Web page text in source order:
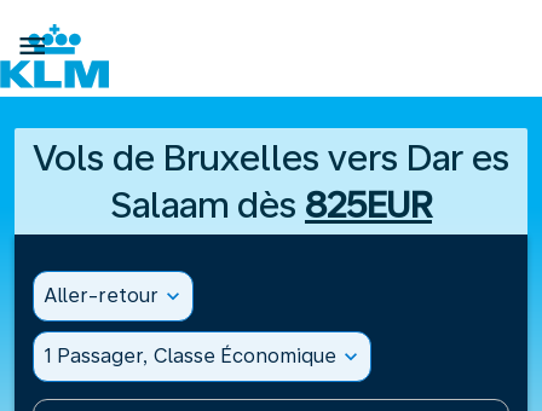

Vols de Bruxelles vers Dar es
Salaam dès 825EUR
Aller-retour expand_more
1 Passager, Classe Économique expand_more